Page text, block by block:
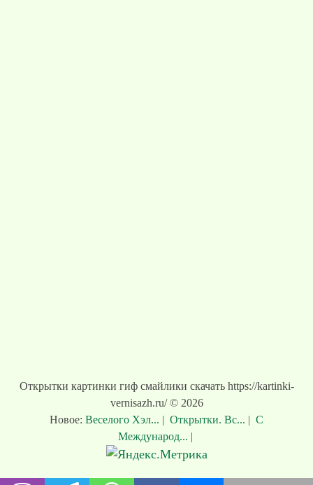
Открытки картинки гиф смайлики скачать https://kartinki-
vernisazh.ru/ © 2026
Новое: Веселого Хэл... | Открытки. Вс... | С
Международ... |